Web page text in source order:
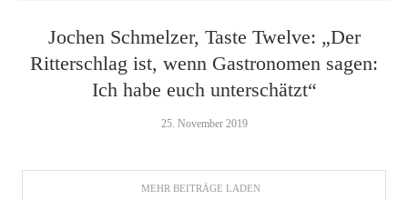
Jochen Schmelzer, Taste Twelve: „Der
Ritterschlag ist, wenn Gastronomen sagen:
Ich habe euch unterschätzt“
25. November 2019
MEHR BEITRÄGE LADEN